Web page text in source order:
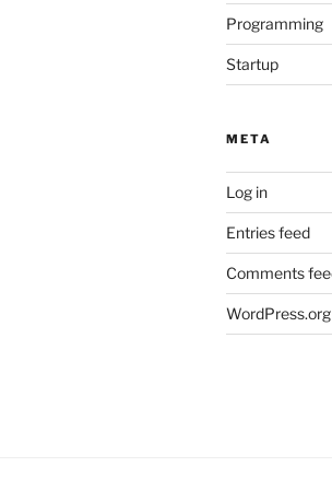
Programming
Startup
META
Log in
Entries feed
Comments
WordPress.org